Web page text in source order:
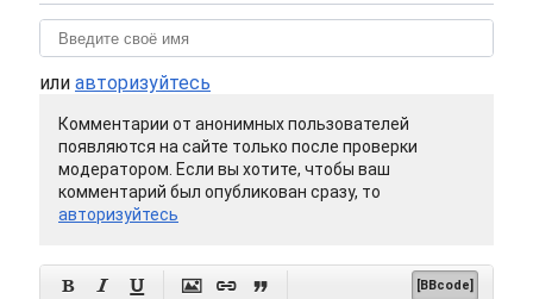
или авторизуйтесь
Комментарии от анонимных пользователей
появляются на сайте только после проверки
модератором. Если вы хотите, чтобы ваш
комментарий был опубликован сразу, то
авторизуйтесь
      [BBcode]